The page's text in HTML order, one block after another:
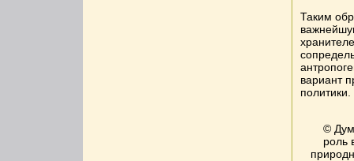
Таким
вариант
политики.
©
роль